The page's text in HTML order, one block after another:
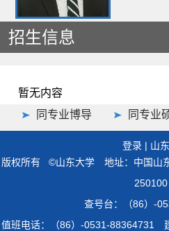
招生信息
暂无内容
同专业博导
同专业
登录 | 山
版权所有 ©山东大学 地址：中国山
查号台：（86）-
值班电话：（86）-0531-88364731